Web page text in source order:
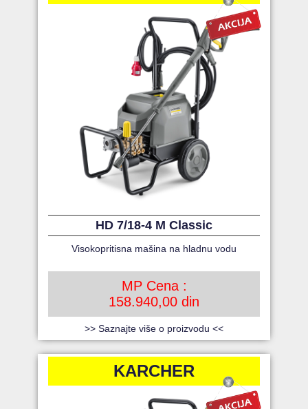
HD 7/18-4 M Classic
Visokopritisna mašina na hladnu vodu
MP Cena :
158.940,00 din
>> Saznajte više o proizvodu <<
KARCHER